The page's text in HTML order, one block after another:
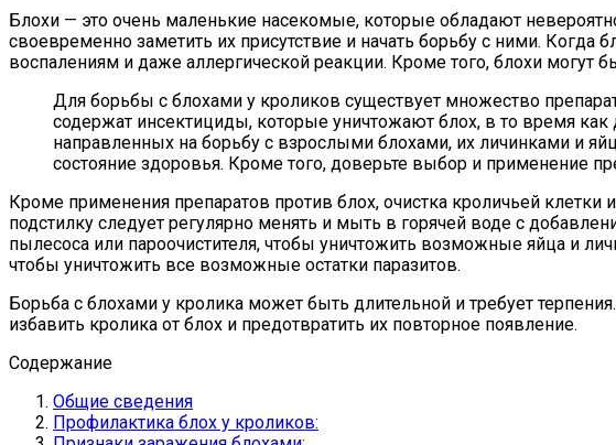
Блохи — это очень маленькие насекомые, которые обладают
своевременно заметить их присутствие и начать борьбу с ними.
воспалениям и даже аллергической реакции. Кроме того, блохи могут
Для борьбы с блохами у кроликов существует множество
содержат инсектициды, которые уничтожают блох, в то время
направленных на борьбу с взрослыми блохами, их личинками и
состояние здоровья. Кроме того, доверьте выбор и применение
Кроме применения препаратов против блох, очистка кроличьей
подстилку следует регулярно менять и мыть в горячей воде с
пылесоса или пароочистителя, чтобы уничтожить возможные яйца и
чтобы уничтожить все возможные остатки паразитов.
Борьба с блохами у кролика может быть длительной и требует
избавить кролика от блох и предотвратить их повторное появление.
Содержание
Общие сведения
Профилактика блох у кроликов: